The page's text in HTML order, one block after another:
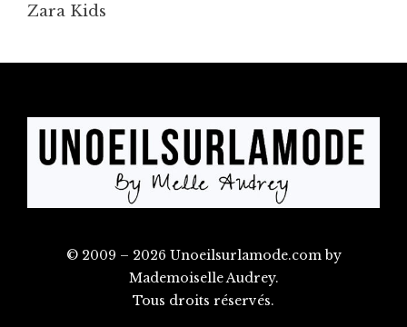
Zara Kids
© 2009 – 2026 Unoeilsurlamode.com by
Mademoiselle Audrey.
Tous droits réservés.